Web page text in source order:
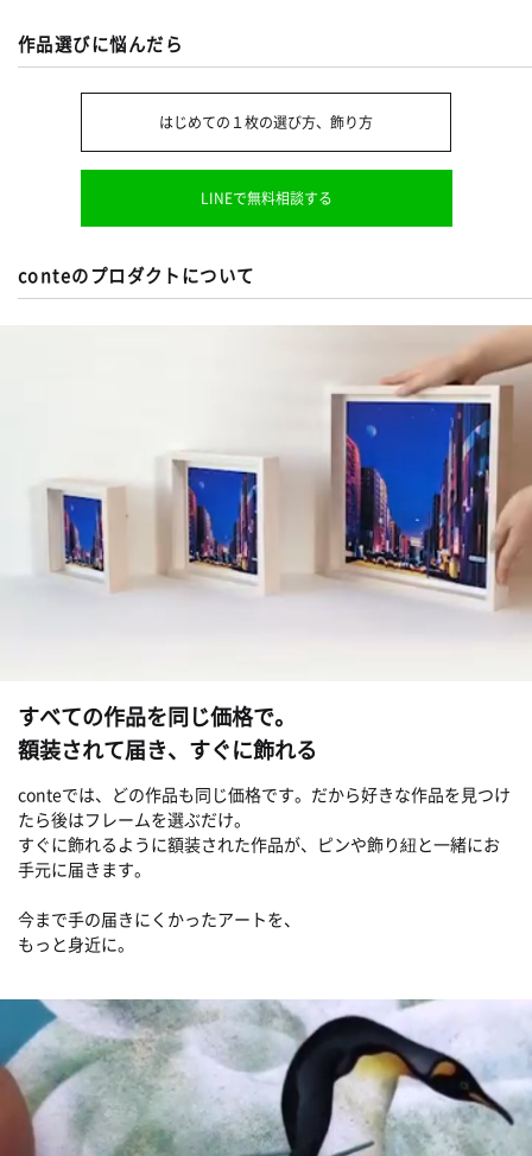
作品選びに悩んだら
はじめての１枚の選び方、飾り方
LINEで無料相談する
conteのプロダクトについて
すべての作品を同じ価格で。
額装されて届き、すぐに飾れる
conteでは、どの作品も同じ価格です。だから好きな作品を見つけ
たら後はフレームを選ぶだけ。
すぐに飾れるように額装された作品が、ピンや飾り紐と一緒にお
手元に届きます。
今まで手の届きにくかったアートを、
もっと身近に。